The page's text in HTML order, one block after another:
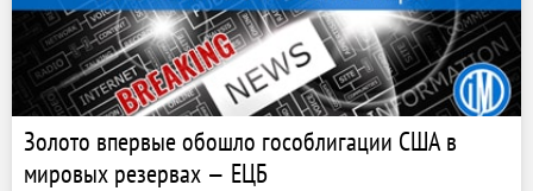
Золото впервые обошло гособлигации США в
мировых резервах — ЕЦБ